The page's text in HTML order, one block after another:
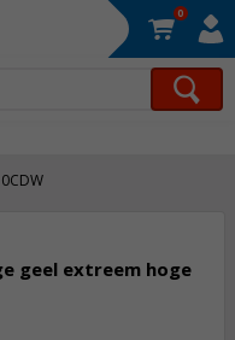
0
geel extreem hoge